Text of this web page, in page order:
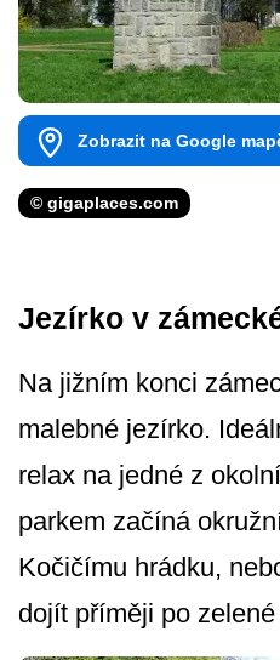
Zobrazit na Google
© gigaplaces.com
Jezírko v
Na jižním konci
malebné jezírko.
relax na jedné z
parkem začíná
Kočičímu hrádku,
dojít příměji po